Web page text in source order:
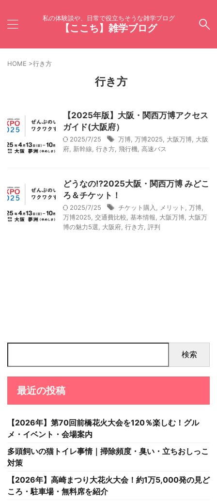
私の体験談や、日常で役立ちそうな雑学ブログ
【ここち】雑学ブログ
HOME >行き方
行き方
【2025年版】大阪・関西万博アクセス
ガイド(大阪府）
2025/7/25 万博 万博2025 大阪万博 大阪
府 新幹線 行き方 飛行機 高速バス
どうなの⁉2025大阪・関西万博 みどこ
ろ＆チケット！
2025/7/25 チケット購入 メリット 万博
万博2025 交通費比較 基本情報 大阪万博 大阪万
博の魅力5選
大阪府 行き方 評判
検索
最近の投稿
【2026年】第70回前橋花火大会を120％楽しむ！グル
メ・イベント・会場案内
多頭飼いの猫トイレ事情｜掃除頻度・臭い・立ちおしっこ
対策
【2026年】高崎まつり大花火大会！約1万5,000発の見ど
ころ・駐車場・無料席を紹介